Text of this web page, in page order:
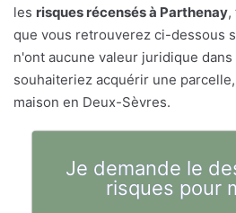
les risques récensés à Parthenay,
que vous retrouverez ci-dessous
n'ont aucune valeur juridique dans
souhaiteriez acquérir une
maison en Deux-Sèvres.
Je demande le
risques pour